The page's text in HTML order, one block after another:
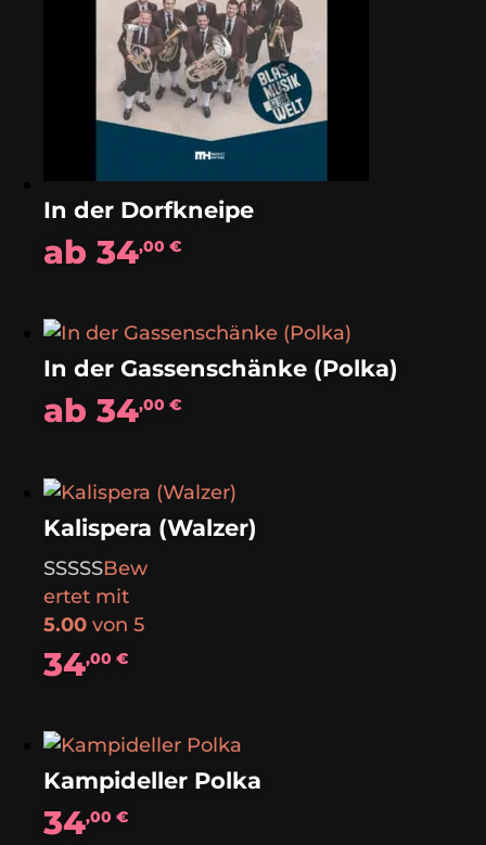
In der Dorfkneipe
ab34,00€
In der Gassenschänke (Polka)
ab34,00€
Kalispera (Walzer)
Bew
ertet mit
5.00 von 5
34,00€
Kampideller Polka
34,00€